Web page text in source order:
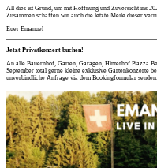
All dies ist Grund, um mit Hoffnung und Zuversicht ins
Zusammen schaffen wir auch die letzte Meile dieser
Euer Emanuel
Jetzt Privatkonzert buchen!
An alle Bauernhof, Garten, Garagen, Hinterhof Piazza
September total gerne kleine exklusive Gartenkonzerte
unverbindliche Anfrage via dem Bookingformular senden.